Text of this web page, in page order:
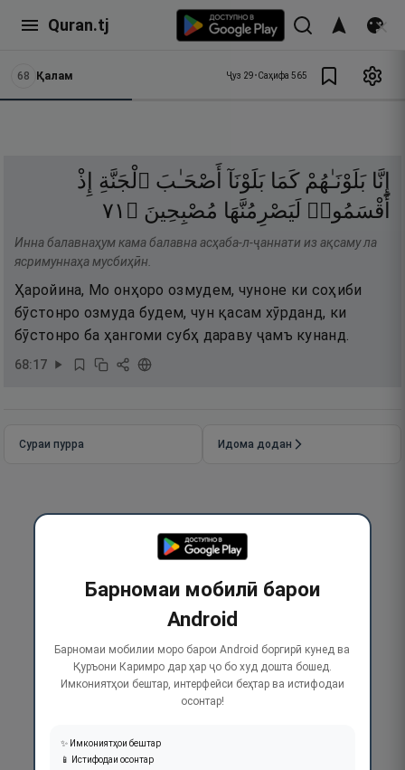
Quran.tj
68 Қалам Ҷуз 29•Саҳифа 565
إِنَّا بَلَوْنَـٰهُمْ كَمَا بَلَوْنَآ أَصْحَـٰبَ ٱلْجَنَّةِ إِذْ
أَقْسَمُوا۟ لَيَصْرِمُنَّهَا مُصْبِحِينَ ۝ ١٧
Инна балавнаҳум кама балавна асҳаба-л-ҷаннати из ақсаму ла
ясримуннаҳа мусбиҳӣн.
Ҳаройина, Мо онҳоро озмудем, чуноне ки соҳиби
бӯстонро озмуда будем, чун қасам хӯрданд, ки
бӯстонро ба ҳангоми субҳ дараву ҷамъ кунанд.
68:17
Сураи пурра Идома додан
Барномаи мобилӣ барои
Android
Барномаи мобилии моро барои Android боргирӣ кунед ва
Қуръони Каримро дар ҳар ҷо бо худ дошта бошед.
Имкониятҳои бештар, интерфейси беҳтар ва истифодаи
осонтар!
✨ Имкониятҳои бештар
📱 Истифодаи осонтар